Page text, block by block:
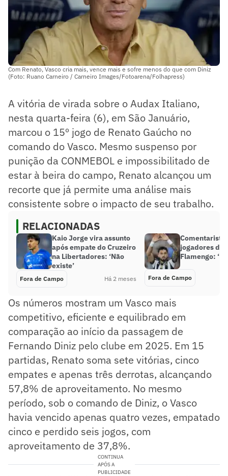
Com Renato, Vasco cria mais, vence mais e sofre menos do que com Diniz
(Foto: Ruano Carneiro / Carneiro Images/Fotoarena/Folhapress)
A vitória de virada sobre o Audax Italiano,
nesta quarta-feira (6), em São Januário,
marcou o 15º jogo de Renato Gaúcho no
comando do Vasco. Mesmo suspenso por
punição da CONMEBOL e impossibilitado de
estar à beira do campo, Renato alcançou um
recorte que já permite uma análise mais
consistente sobre o impacto de seu trabalho.
RELACIONADAS
Kaio Jorge vira assunto
após empate do Cruzeiro
na Libertadores: ‘Não
existe’
Fora de Campo Há 2 meses
Comentarista
jogadores de
Flamengo: ‘É
Fora de Campo
Os números mostram um Vasco mais
competitivo, eficiente e equilibrado em
comparação ao início da passagem de
Fernando Diniz pelo clube em 2025. Em 15
partidas, Renato soma sete vitórias, cinco
empates e apenas três derrotas, alcançando
57,8% de aproveitamento. No mesmo
período, sob o comando de Diniz, o Vasco
havia vencido apenas quatro vezes, empatado
cinco e perdido seis jogos, com
aproveitamento de 37,8%.
CONTINUA
APÓS A
PUBLICIDADE